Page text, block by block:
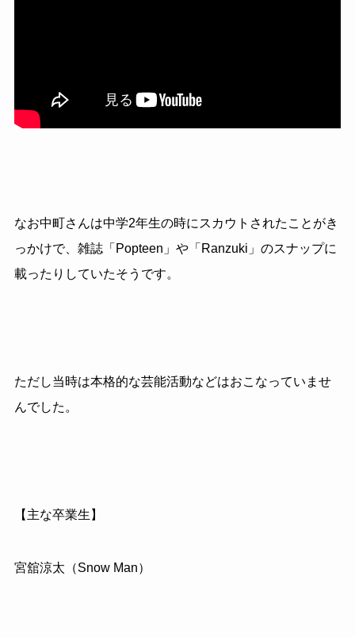
なお中町さんは中学2年生の時にスカウトされたことがき
っかけで、雑誌「Popteen」や「Ranzuki」のスナップに
載ったりしていたそうです。
ただし当時は本格的な芸能活動などはおこなっていませ
んでした。
【主な卒業生】
宮舘涼太（Snow Man）